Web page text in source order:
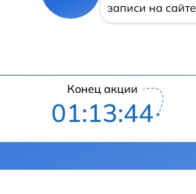
записи на сайте
Конец акции
01:13:43